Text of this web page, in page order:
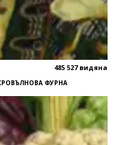
485 527 видяна
ФУРНА